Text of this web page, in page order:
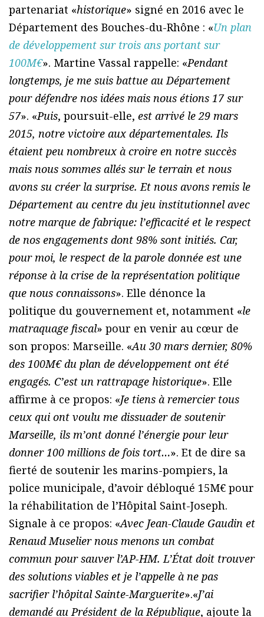
partenariat «historique» signé en 2016 avec le
Département des Bouches-du-Rhône : «Un plan
de développement sur trois ans portant sur
100M€». Martine Vassal rappelle: «Pendant
longtemps, je me suis battue au Département
pour défendre nos idées mais nous étions 17 sur
57». «Puis, poursuit-elle, est arrivé le 29 mars
2015, notre victoire aux départementales. Ils
étaient peu nombreux à croire en notre succès
mais nous sommes allés sur le terrain et nous
avons su créer la surprise. Et nous avons remis le
Département au centre du jeu institutionnel avec
notre marque de fabrique: l’efficacité et le respect
de nos engagements dont 98% sont initiés. Car,
pour moi, le respect de la parole donnée est une
réponse à la crise de la représentation politique
que nous connaissons». Elle dénonce la
politique du gouvernement et, notamment «le
matraquage fiscal» pour en venir au cœur de
son propos: Marseille. «Au 30 mars dernier, 80%
des 100M€ du plan de développement ont été
engagés. C’est un rattrapage historique». Elle
affirme à ce propos: «Je tiens à remercier tous
ceux qui ont voulu me dissuader de soutenir
Marseille, ils m’ont donné l’énergie pour leur
donner 100 millions de fois tort…». Et de dire sa
fierté de soutenir les marins-pompiers, la
police municipale, d’avoir débloqué 15M€ pour
la réhabilitation de l’Hôpital Saint-Joseph.
Signale à ce propos: «Avec Jean-Claude Gaudin et
Renaud Muselier nous menons un combat
commun pour sauver l’AP-HM. L’État doit trouver
des solutions viables et je l’appelle à ne pas
sacrifier l’hôpital Sainte-Marguerite».«J’ai
demandé au Président de la République, ajoute la